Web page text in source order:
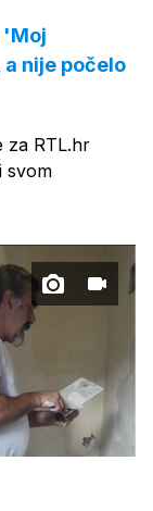
'Moj
nije počelo
za RTL.hr
svom